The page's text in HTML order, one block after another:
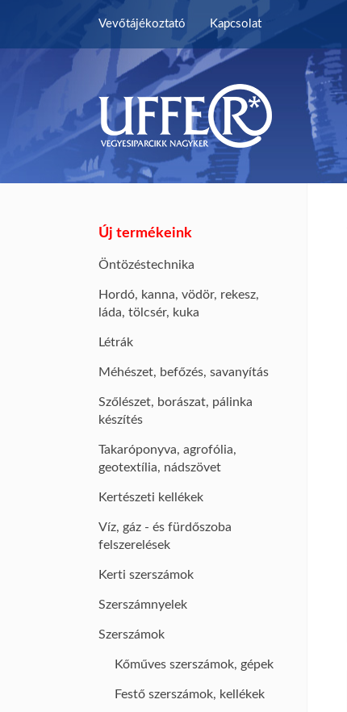
Vevőtájékoztató Kapcsolat
Új termékeink
Öntözéstechnika
Hordó, kanna, vödör, rekesz,
láda, tölcsér, kuka
Létrák
Méhészet, befőzés, savanyítás
Szőlészet, borászat, pálinka
készítés
Takaróponyva, agrofólia,
geotextília, nádszövet
Kertészeti kellékek
Víz, gáz - és fürdőszoba
felszerelések
Kerti szerszámok
Szerszámnyelek
Szerszámok
Kőműves szerszámok, gépek
Festő szerszámok, kellékek